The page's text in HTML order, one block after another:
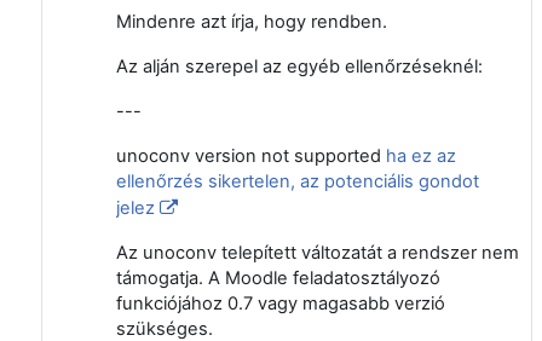
Mindenre azt írja, hogy rendben.
Az alján szerepel az egyéb ellenőrzéseknél:
---
unoconv version not supported ha ez az
ellenőrzés sikertelen, az potenciális gondot
jelez
Az unoconv telepített változatát a rendszer nem
támogatja. A Moodle feladatosztályozó
funkciójához 0.7 vagy magasabb verzió
szükséges.